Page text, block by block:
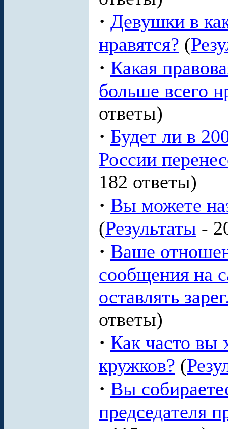
· Девушки в
нравятся? (
· Какая
больше всего
ответы)
· Будет ли в
России
182 ответы)
· Вы можете
(Результаты -
· Ваше
сообщения на
оставлять
ответы)
· Как часто вы
кружков? (
· Вы
председателя